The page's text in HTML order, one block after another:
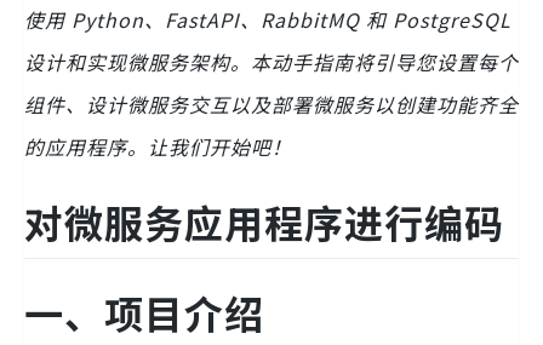
使用 Python、FastAPI、RabbitMQ 和 PostgreSQL
设计和实现微服务架构。本动手指南将引导您设置每个
组件、设计微服务交互以及部署微服务以创建功能齐全
的应用程序。让我们开始吧！
对微服务应用程序进行编码
一、项目介绍